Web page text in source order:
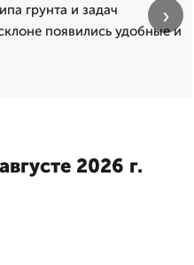
грунта и задач
появились удобные и
›
2026 г.